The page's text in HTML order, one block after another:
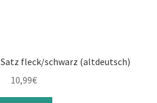
fleck/schwarz (altdeutsch)
10,99€